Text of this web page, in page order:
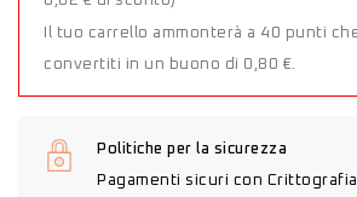
Il tuo carrello ammonterà a 40 punti
convertiti in un buono di 0,80 €.
Politiche per la sicurezza
Pagamenti sicuri con